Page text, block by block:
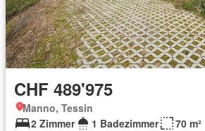
CHF 489'975
Manno, Tessin
2 Zimmer
1 Badezimmer
70 m²